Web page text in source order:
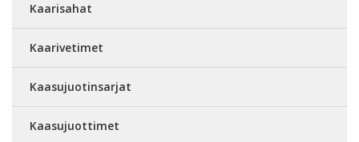
Kaarisahat
Kaarivetimet
Kaasujuotinsarjat
Kaasujuottimet